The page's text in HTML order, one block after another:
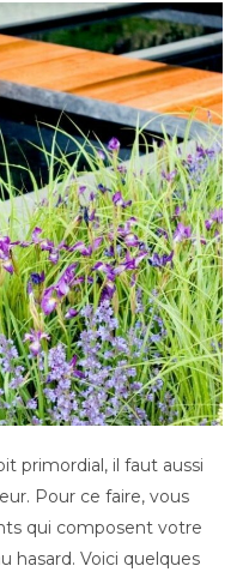
primordial, il faut aussi
Pour ce faire, vous
qui composent votre
hasard. Voici quelques